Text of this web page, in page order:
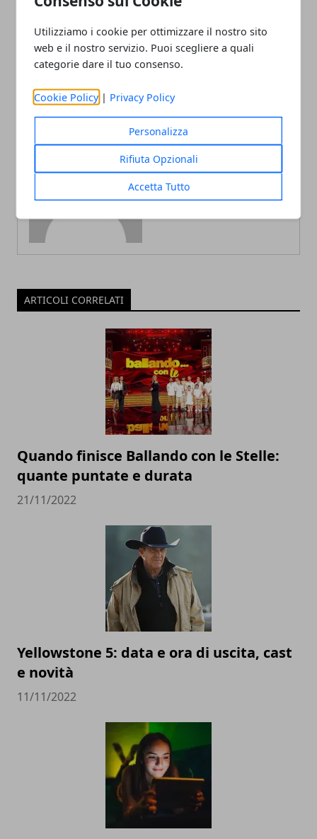
Utilizziamo i cookie per ottimizzare il nostro sito
web e il nostro servizio. Puoi scegliere a quali
categorie dare il tuo consenso.
Cookie Policy | Privacy Policy
Personalizza
Rifiuta Opzionali
Accetta Tutto
Propaganda Live quando
ricomincia 2022?
immagini: 15 Agosto 2022 i
Buongiorno per Whatsapp
o Facebook
Redazione
ARTICOLI CORRELATI
Quando finisce Ballando con le Stelle:
quante puntate e durata
21/11/2022
Yellowstone 5: data e ora di uscita, cast
e novità
11/11/2022